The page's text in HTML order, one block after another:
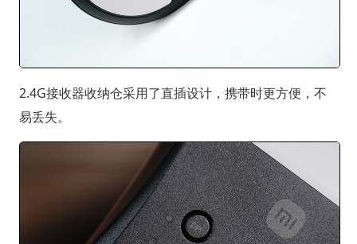
2.4G接收器收纳仓采用了直插设计，携带时更方便，不
易丢失。